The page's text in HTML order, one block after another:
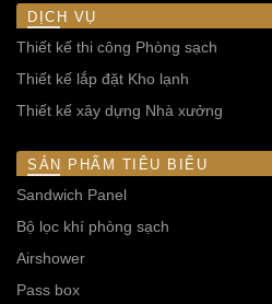
DỊCH VỤ
Thiết kế thi công Phòng sạch
Thiết kế lắp đặt Kho lạnh
Thiết kế xây dựng Nhà xưởng
SẢN PHẨM TIÊU BIỂU
Sandwich Panel
Bộ lọc khí phòng sạch
Airshower
Pass box